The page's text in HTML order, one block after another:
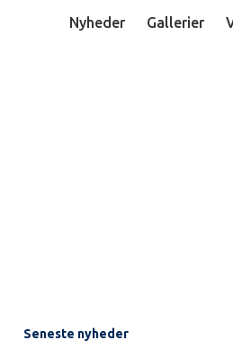
Nyheder Gallerier
Seneste nyheder